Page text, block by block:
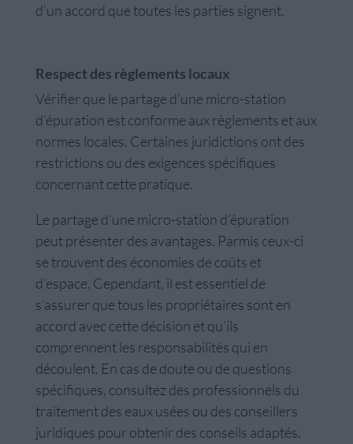
d’un accord que toutes les parties signent.
Respect des règlements locaux
Vérifier que le partage d’une micro-station
d’épuration est conforme aux règlements et aux
normes locales. Certaines juridictions ont des
restrictions ou des exigences spécifiques
concernant cette pratique.
Le partage d’une micro-station d’épuration
peut présenter des avantages. Parmis ceux-ci
se trouvent des économies de coûts et
d’espace. Cependant, il est essentiel de
s’assurer que tous les propriétaires sont en
accord avec cette décision et qu’ils
comprennent les responsabilités qui en
découlent. En cas de doute ou de questions
spécifiques, consultez des professionnels du
traitement des eaux usées ou des conseillers
juridiques pour obtenir des conseils adaptés.